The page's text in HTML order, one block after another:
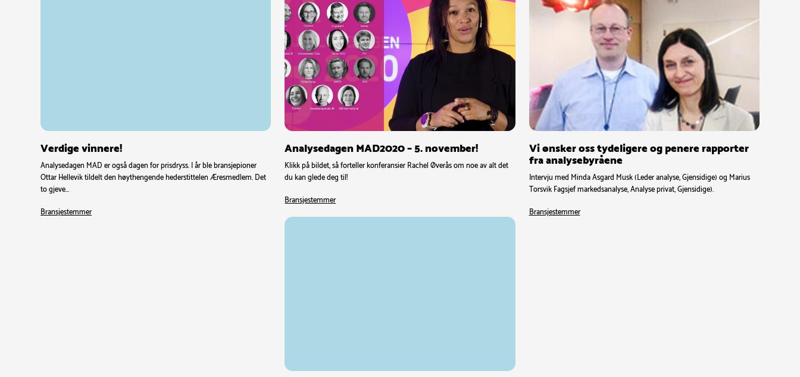
Verdige vinnere!
Analysedagen MAD er også dagen for prisdryss. I år ble bransjepioner
Ottar Hellevik tildelt den høythengende hederstittelen Æresmedlem. Det
to gjeve…
Bransjestemmer
Analysedagen MAD2020 – 5. november!
Klikk på bildet, så forteller konferansier Rachel Øverås om noe av alt det
du kan glede deg til!
Bransjestemmer
Vi ønsker oss tydeligere og penere rapporter
fra analysebyråene
Intervju med Minda Asgard Musk (Leder analyse, Gjensidige) og Marius
Torsvik Fagsjef markedsanalyse, Analyse privat, Gjensidige).
Bransjestemmer